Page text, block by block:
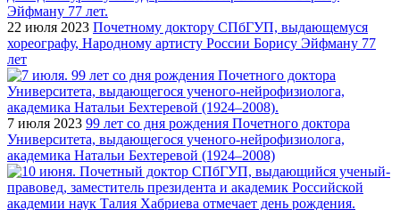
22 июля 2023 Почетному доктору СПбГУП, выдающемуся
хореографу, Народному артисту России Борису Эйфману 77
лет
7 июля 2023 99 лет со дня рождения Почетного доктора
Университета, выдающегося ученого-нейрофизиолога,
академика Натальи Бехтеревой (1924–2008)